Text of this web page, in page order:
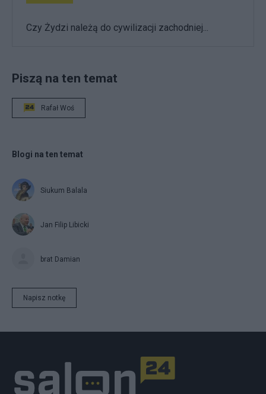
Czy Żydzi należą do cywilizacji zachodniej...
Piszą na ten temat
Rafał Woś
Blogi na ten temat
Siukum Balala
Jan Filip Libicki
brat Damian
Napisz notkę